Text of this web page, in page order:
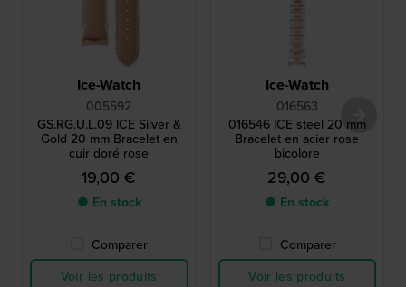
Ice-Watch
005592
GS.RG.U.L.09 ICE Silver &
Gold 20 mm Bracelet en
cuir doré rose
19,00 €
● En stock
Comparer
Voir les produits
Ice-Watch
016563
016546 ICE steel 20 mm
Bracelet en acier rose
bicolore
29,00 €
● En stock
Comparer
Voir les produits